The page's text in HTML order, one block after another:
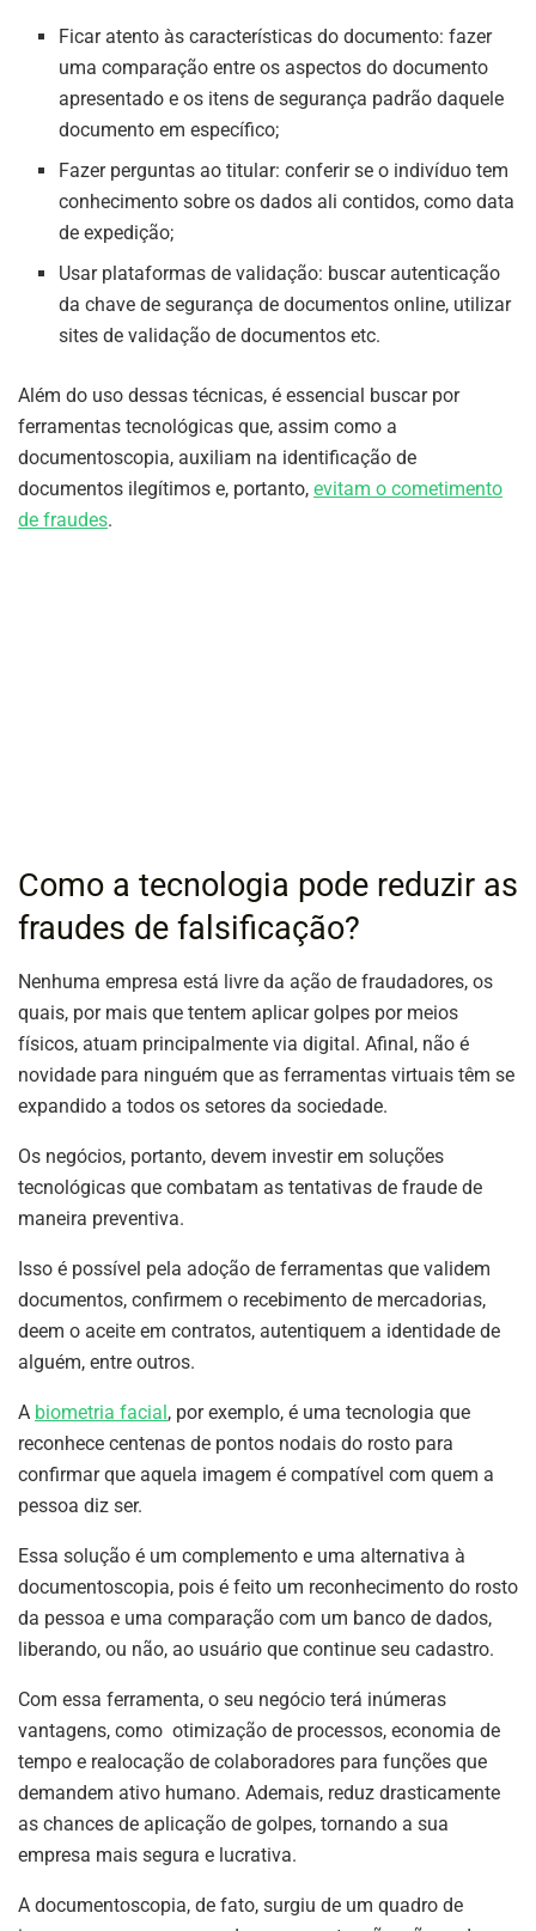
Ficar atento às características do documento: fazer
uma comparação entre os aspectos do documento
apresentado e os itens de segurança padrão daquele
documento em específico;
Fazer perguntas ao titular: conferir se o indivíduo tem
conhecimento sobre os dados ali contidos, como data
de expedição;
Usar plataformas de validação: buscar autenticação
da chave de segurança de documentos online, utilizar
sites de validação de documentos etc.
Além do uso dessas técnicas, é essencial buscar por
ferramentas tecnológicas que, assim como a
documentoscopia, auxiliam na identificação de
documentos ilegítimos e, portanto, evitam o cometimento
de fraudes.
Como a tecnologia pode reduzir as
fraudes de falsificação?
Nenhuma empresa está livre da ação de fraudadores, os
quais, por mais que tentem aplicar golpes por meios
físicos, atuam principalmente via digital. Afinal, não é
novidade para ninguém que as ferramentas virtuais têm se
expandido a todos os setores da sociedade.
Os negócios, portanto, devem investir em soluções
tecnológicas que combatam as tentativas de fraude de
maneira preventiva.
Isso é possível pela adoção de ferramentas que validem
documentos, confirmem o recebimento de mercadorias,
deem o aceite em contratos, autentiquem a identidade de
alguém, entre outros.
A biometria facial, por exemplo, é uma tecnologia que
reconhece centenas de pontos nodais do rosto para
confirmar que aquela imagem é compatível com quem a
pessoa diz ser.
Essa solução é um complemento e uma alternativa à
documentoscopia, pois é feito um reconhecimento do rosto
da pessoa e uma comparação com um banco de dados,
liberando, ou não, ao usuário que continue seu cadastro.
Com essa ferramenta, o seu negócio terá inúmeras
vantagens, como otimização de processos, economia de
tempo e realocação de colaboradores para funções que
demandem ativo humano. Ademais, reduz drasticamente
as chances de aplicação de golpes, tornando a sua
empresa mais segura e lucrativa.
A documentoscopia, de fato, surgiu de um quadro de